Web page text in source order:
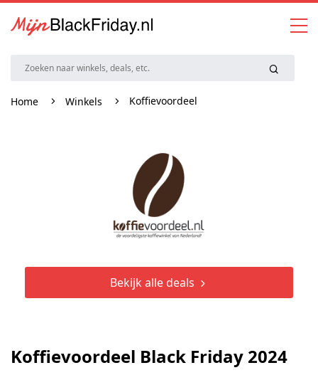
Home Winkels Koffievoordeel
Bekijk alle deals
Koffievoordeel Black Friday 2024